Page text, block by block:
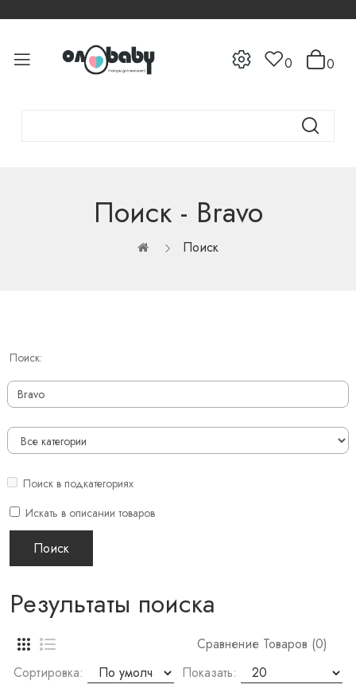
0 0
Поиск - Bravo
Поиск
Поиск:
Поиск в подкатегориях
Искать в описании товаров
Результаты поиска
Сравнение Товаров (0)
Сортировка:
Показать: